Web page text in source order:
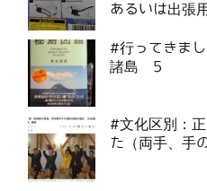
あるいは出張
#行ってきま
諸島 5
#文化区別：
た（両手、手